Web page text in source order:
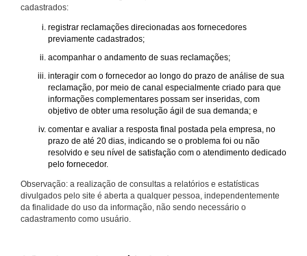
cadastrados:
registrar reclamações direcionadas aos fornecedores
previamente cadastrados;
acompanhar o andamento de suas reclamações;
interagir com o fornecedor ao longo do prazo de análise de sua
reclamação, por meio de canal especialmente criado para que
informações complementares possam ser inseridas, com
objetivo de obter uma resolução ágil de sua demanda; e
comentar e avaliar a resposta final postada pela empresa, no
prazo de até 20 dias, indicando se o problema foi ou não
resolvido e seu nível de satisfação com o atendimento dedicado
pelo fornecedor.
Observação: a realização de consultas a relatórios e estatísticas
divulgados pelo site é aberta a qualquer pessoa, independentemente
da finalidade do uso da informação, não sendo necessário o
cadastramento como usuário.